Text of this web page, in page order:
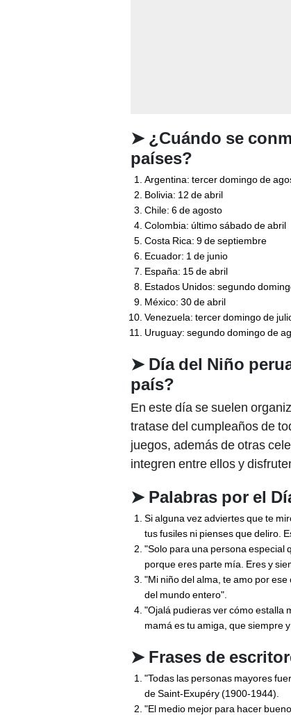
➤ ¿Cuándo se
países?
Argentina: tercer domingo de
Bolivia: 12 de abril
Chile: 6 de agosto
Colombia: último sábado de abril
Costa Rica: 9 de septiembre
Ecuador: 1 de junio
España: 15 de abril
Estados Unidos: segundo
México: 30 de abril
Venezuela: tercer domingo de
Uruguay: segundo domingo de
➤ Día del Niño
país?
En este día se suelen
tratase del cumpleaños de
juegos, además de otras
integren entre ellos y
➤ Palabras por el
Si alguna vez adviertes que te
tus fusiles ni pienses que deliro.
"Solo para una persona especial
porque eres parte mía. Eres y
"Mi niño del alma, te amo por
del mundo entero".
"Ojalá pudieras ver cómo estalla
mamá es tu amiga, que siempre
➤ Frases de
"Todas las personas mayores
de Saint-Exupéry (1900-1944).
"El medio mejor para hacer